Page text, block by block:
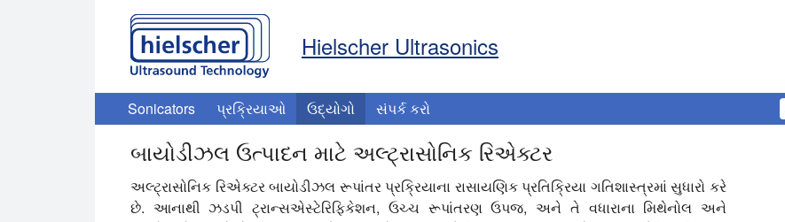
Hielscher Ultrasonics
Sonicators પ્રક્રિયાઓ ઉદ્યોગો સંપર્ક કરો
બાયોડીઝલ ઉત્પાદન માટે અલ્ટ્રાસોનિક રિએક્ટર
અલ્ટ્રાસોનિક રિએક્ટર બાયોડીઝલ રૂપાંતર પ્રક્રિયાના રાસાયણિક પ્રતિક્રિયા ગતિશાસ્ત્રમાં સુધારો કરે
છે. આનાથી ઝડપી ટ્રાન્સએસ્ટેરિફિકેશન, ઉચ્ચ રૂપાંતરણ ઉપજ, અને તે વધારાના મિથેનોલ અને